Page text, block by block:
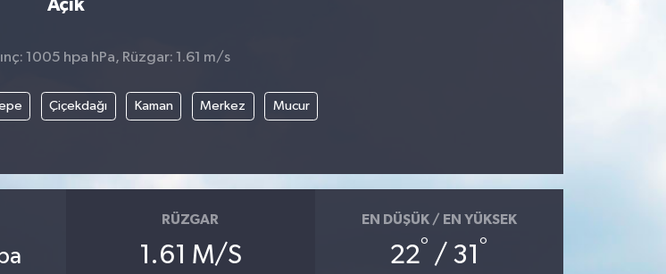
Açık
1005 hpa hPa, Rüzgar: 1.61 m/s
Çiçekdağı Kaman Merkez Mucur
RÜZGAR
1.61 M/S
EN DÜŞÜK / EN YÜKSEK
22° / 31 °